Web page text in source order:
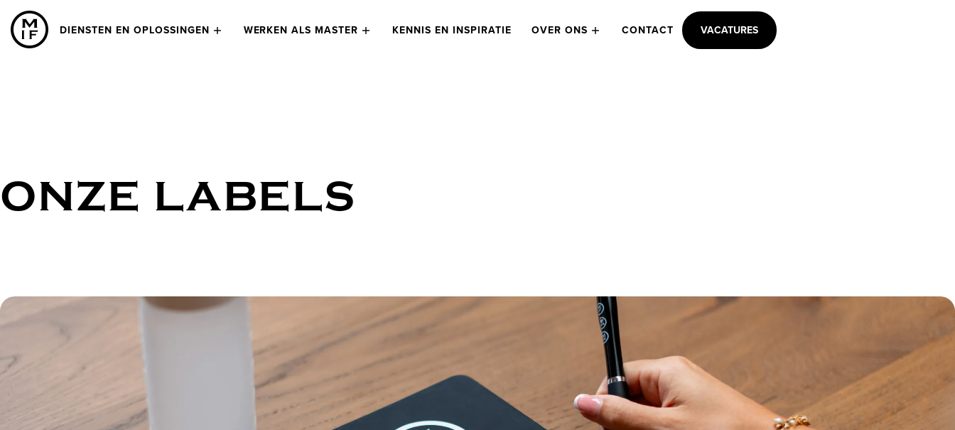
DIENSTEN EN OPLOSSINGEN WERKEN ALS MASTER KENNIS EN INSPIRATIE OVER ONS CONTACT VACATURES
ONZE LABELS